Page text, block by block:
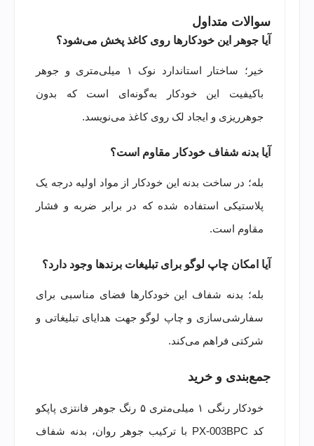
سوالات متداول
آیا جوهر این خودکارها روی کاغذ پخش می‌شود؟
خیر؛ ساختار استاندارد نوک ۱ میلی‌متری و جوهر
باکیفیت این خودکار به‌گونه‌ای است که بدون
جوهرریزی و ایجاد لک روی کاغذ می‌نویسد.
آیا بدنه شفاف خودکار مقاوم است؟
بله؛ در ساخت بدنه این خودکار از مواد اولیه درجه یک
پلاستیکی استفاده شده که در برابر ضربه و فشار
مقاوم است.
آیا امکان چاپ لوگو برای تبلیغات برندها وجود دارد؟
بله؛ بدنه شفاف این خودکارها فضای مناسبی برای
سفارشی‌سازی و چاپ لوگو جهت هدایای تبلیغاتی و
شرکتی فراهم می‌کند.
جمع‌بندی و خرید
خودکار رنگی ۱ میلی‌متری ۵ رنگ جوهر فانتزی پاپکو
کد PX-003BPC با ترکیب جوهر روان، بدنه شفاف